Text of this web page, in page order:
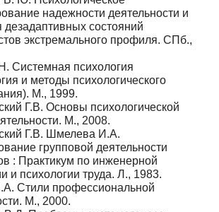
надежности деятельности и
дезадаптивных состояний
экстремального профиля. СПб.,
Системная психология
и методы психологического
М., 1999.
Г.В. Основы психологической
М., 2008.
Г.В. Шмелева И.А.
групповой деятельности
: Практикум по инженерной
и психологии труда. Л., 1983.
Стили профессиональной
М., 2000.